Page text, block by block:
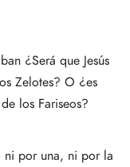
¿Será que Jesús
Zelotes? O ¿es
los Fariseos?
ni por una, ni por la